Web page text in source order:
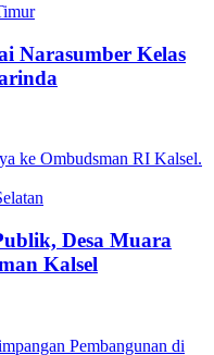
Narasumber Kelas
Desa Muara
Kalsel